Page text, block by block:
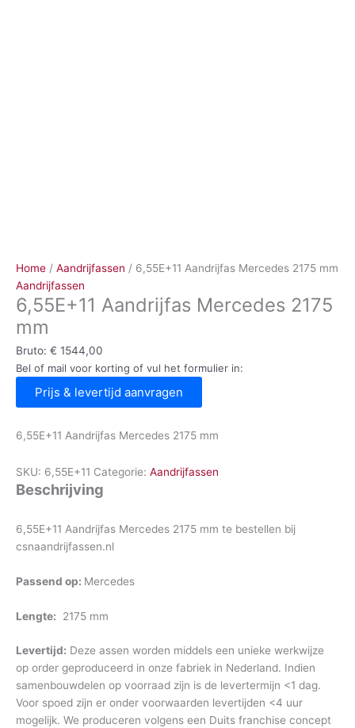
Home / Aandrijfassen / 6,55E+11 Aandrijfas Mercedes 2175 mm
Aandrijfassen
6,55E+11 Aandrijfas Mercedes 2175
mm
Bruto: € 1544,00
Bel of mail voor korting of vul het formulier in:
Prijs & levertijd aanvragen
6,55E+11 Aandrijfas Mercedes 2175 mm
SKU: 6,55E+11 Categorie: Aandrijfassen
Beschrijving
6,55E+11 Aandrijfas Mercedes 2175 mm te bestellen bij
csnaandrijfassen.nl
Passend op: Mercedes
Lengte: 2175 mm
Levertijd: Deze assen worden middels een unieke werkwijze
op order geproduceerd in onze fabriek in Nederland. Indien
samenbouwdelen op voorraad zijn is de levertermijn <1 dag.
Voor spoed zijn er onder voorwaarden levertijden <4 uur
mogelijk. We produceren volgens een Duits franchise concept